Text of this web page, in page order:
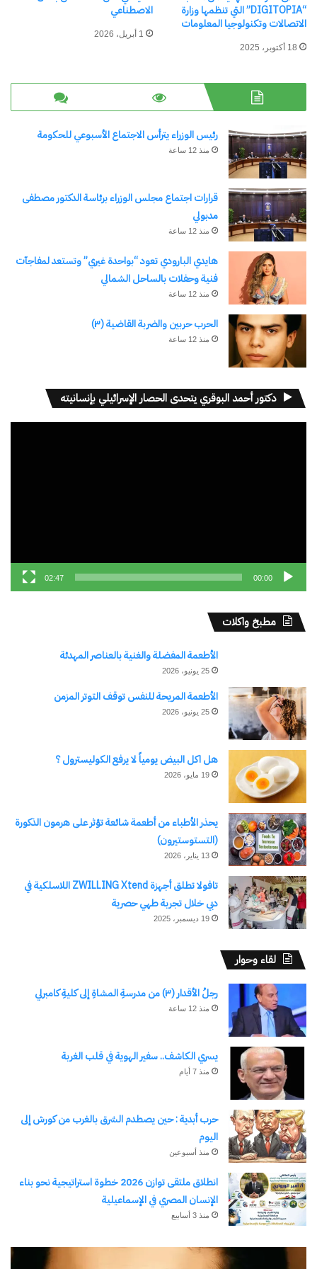
مؤمن أبو سليمان .. قصة نجاح
الإلكتروني
في "الأخبار News"
في "تقنية"
طباعة pdf مباشرة من واتساب
ويب على جهاز الكمبيوتر
4 ديسمبر، 2025
في "أخبار شائعة"
اكتشاف المزيد من
اشترك للحصول على أحدث التدوينات المرسلة إلى بريدك
الإلكتروني.
كتابة بريدك الإلكتروني...
اشتراك
نسخ الرابط
“DIGITOPIA” التي تنظمها وزارة
الاتصالات وتكنولوجيا المعلومات
18 أكتوبر، 2025
الاصطناعي
1 أبريل، 2026
رئيس الوزراء يترأس الاجتماع الأسبوعي للحكومة
منذ 12 ساعة
قرارات اجتماع مجلس الوزراء برئاسة الدكتور مصطفى
مدبولي
منذ 12 ساعة
هايدي البارودي تعود “بواحدة غيري” وتستعد لمفاجآت
فنية وحفلات بالساحل الشمالي
منذ 12 ساعة
الحرب حربين والضربة القاضية (٣)
منذ 12 ساعة
دكتور أحمد البوقري يتحدى الحصار الإسرائيلي بإنسانيته
00:00
02:47
مطبخ واكلات
الأطعمة المفضلة والغنية بالعناصر المهدئة
25 يونيو، 2026
الأطعمة المريحة للنفس توقف التوتر المزمن
25 يونيو، 2026
هل اكل البيض يومياً لا يرفع الكوليسترول ؟
19 مايو، 2026
يحذر الأطباء من أطعمة شائعة تؤثر على هرمون الذكورة
(التستوستيرون)
13 يناير، 2026
تافولا تطلق أجهزة ZWILLING Xtend اللاسلكية في
دبي خلال تجربة طهي حصرية
19 ديسمبر، 2025
لقاء وحوار
رجلُ الأقدار (٣) من مدرسةِ المشاةِ إلى كليةِ كامبرلي
منذ 12 ساعة
يسري الكاشف.. سفير الهوية في قلب الغربة
منذ 7 أيام
حرب أبدية : حين يصطدم الشرق بالغرب من كورش إلى
اليوم
منذ أسبوعين
انطلاق ملتقى توازن 2026 خطوة استراتيجية نحو بناء
الإنسان المصري في الإسماعيلية
منذ 3 أسابيع